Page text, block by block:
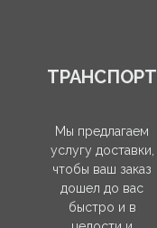
ТРАНСПОРТ
Мы предлагаем
услугу доставки,
чтобы ваш заказ
дошел до вас
быстро и в